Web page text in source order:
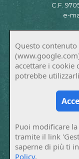
C.F.
e-
Questo
accettare i cookie
potrebbe
Puoi modificare
tramite il link
saperne di più ti
Policy.